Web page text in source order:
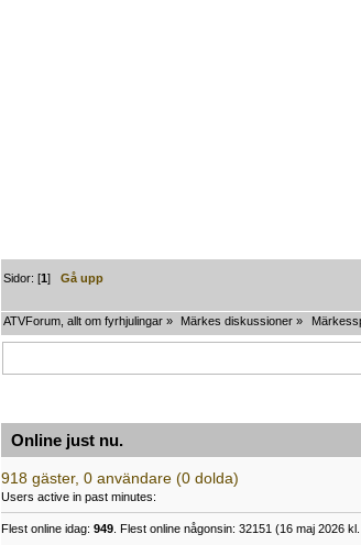
Sidor: [1]Gå upp
ATVForum, allt om fyrhjulingar » Märkes diskussioner »
Online just nu.
918 gäster, 0 användare (0 dolda)
Users active in past minutes:
Flest online idag: 949 . Flest online någonsin: 32151 (16 maj 2026